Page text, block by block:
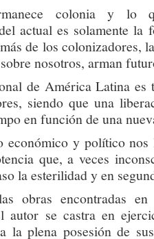
colonia y lo
actual es solamente la
de los colonizadores,
nosotros, arman
de América Latina es
siendo que una
en función de una
económico y político
que, a veces
la esterilidad y en
obras encontradas
autor se castra en
la plena posesión de